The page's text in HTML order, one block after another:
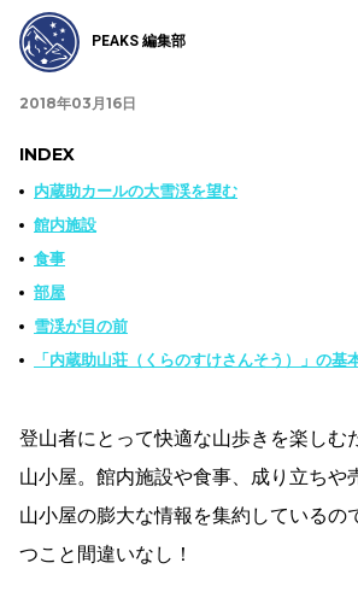
PEAKS 編集部
2018年03月16日
INDEX
内蔵助カールの大雪渓を望む
館内施設
食事
部屋
雪渓が目の前
「内蔵助山荘（くらのすけさんそう）」の基
登山者にとって快適な山歩きを楽しむ
山小屋。館内施設や食事、成り立ちや
山小屋の膨大な情報を集約しているの
つこと間違いなし！